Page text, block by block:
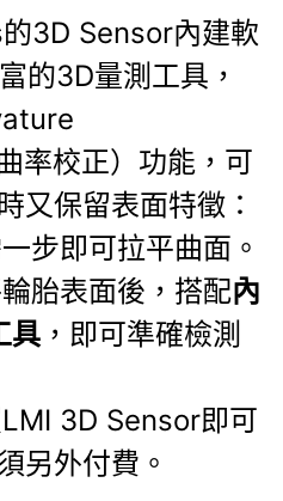
3D Sensor內建軟
的3D量測工具，
率校正）功能，可
又保留表面特徵：
步即可拉平曲面。
胎表面後，搭配內
具 ，即可準確檢測
LMI 3D Sensor即可
另外付費。